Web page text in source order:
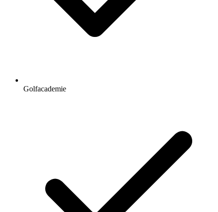
Golfacademie